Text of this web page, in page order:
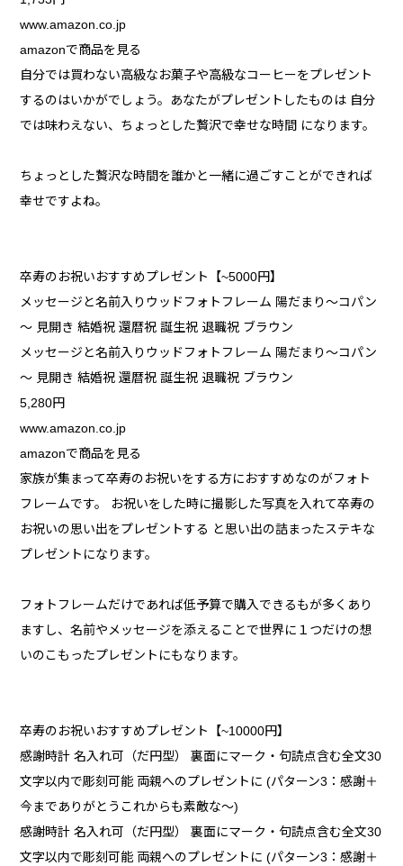
www.amazon.co.jp
amazonで商品を見る
自分では買わない高級なお菓子や高級なコーヒーをプレゼント
するのはいかがでしょう。あなたがプレゼントしたものは 自分
では味わえない、ちょっとした贅沢で幸せな時間 になります。
ちょっとした贅沢な時間を誰かと一緒に過ごすことができれば
幸せですよね。
卒寿のお祝いおすすめプレゼント【~5000円】
メッセージと名前入りウッドフォトフレーム 陽だまり～コパン
～ 見開き 結婚祝 還暦祝 誕生祝 退職祝 ブラウン
メッセージと名前入りウッドフォトフレーム 陽だまり～コパン
～ 見開き 結婚祝 還暦祝 誕生祝 退職祝 ブラウン
5,280円
www.amazon.co.jp
amazonで商品を見る
家族が集まって卒寿のお祝いをする方におすすめなのがフォト
フレームです。 お祝いをした時に撮影した写真を入れて卒寿の
お祝いの思い出をプレゼントする と思い出の詰まったステキな
プレゼントになります。
フォトフレームだけであれば低予算で購入できるもが多くあり
ますし、名前やメッセージを添えることで世界に１つだけの想
いのこもったプレゼントにもなります。
卒寿のお祝いおすすめプレゼント【~10000円】
感謝時計 名入れ可（だ円型） 裏面にマーク・句読点含む全文30
文字以内で彫刻可能 両親へのプレゼントに (パターン3：感謝＋
今までありがとうこれからも素敵な～)
感謝時計 名入れ可（だ円型） 裏面にマーク・句読点含む全文30
文字以内で彫刻可能 両親へのプレゼントに (パターン3：感謝＋